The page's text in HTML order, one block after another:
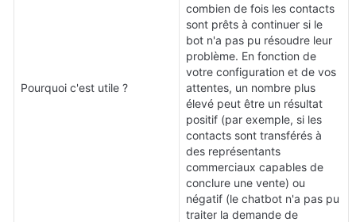
Pourquoi c'est utile ?
combien de fois les contacts
sont prêts à continuer si le
bot n'a pas pu résoudre leur
problème. En fonction de
votre configuration et de vos
attentes, un nombre plus
élevé peut être un résultat
positif (par exemple, si les
contacts sont transférés à
des représentants
commerciaux capables de
conclure une vente) ou
négatif (le chatbot n'a pas pu
traiter la demande de